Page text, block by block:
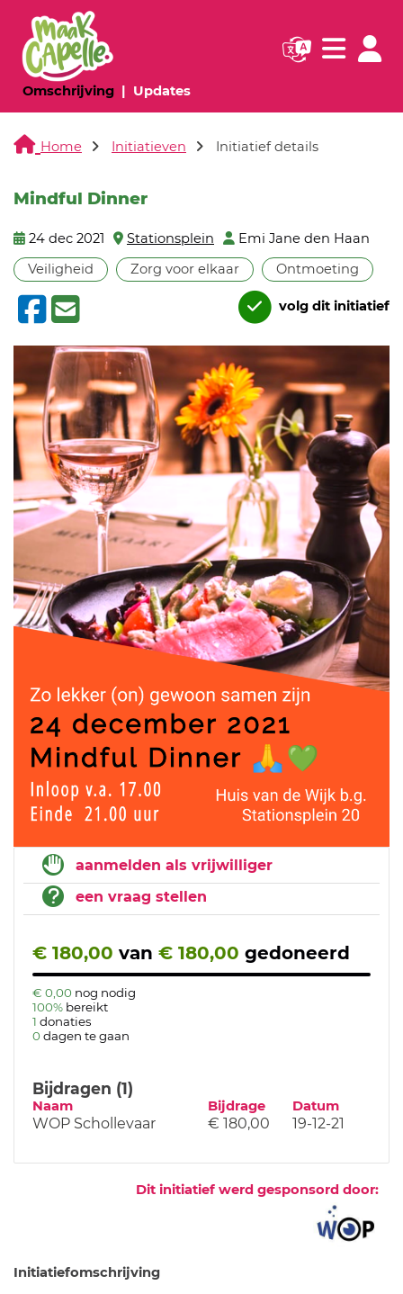
Omschrijving(huidige pagina)
Updates(huidige pagina)
Navigatie
Home Initiatieven Initiatief details
Mindful Dinner
24 dec 2021 Stationsplein
Emi Jane den Haan
Veiligheid
Zorg voor elkaar Ontmoeting
volg dit initiatief
aanmelden als vrijwilliger
een vraag stellen
€ 180,00 van € 180,00 gedoneerd
€ 0,00 nog nodig
100% bereikt
1 donaties
0 dagen te gaan
Bijdragen (1)
Naam Bijdrage Datum
WOP Schollevaar € 180,00 19-12-21
Dit initiatief werd gesponsord door:
Initiatiefomschrijving